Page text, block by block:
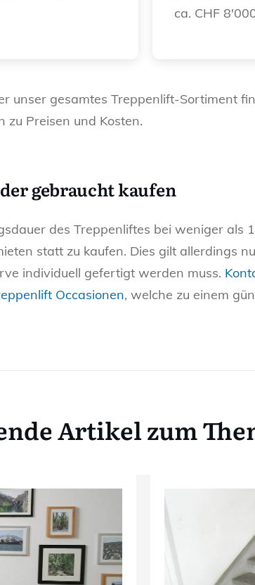
ca. CHF
unser gesamtes Treppenlift-Sortiment
zu Preisen und Kosten.
gebraucht kaufen
des Treppenliftes bei weniger als
statt zu kaufen. Dies gilt allerdings
individuell gefertigt werden muss.
Occasionen, welche zu einem
Artikel zum